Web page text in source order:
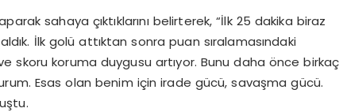
sahaya çıktıklarını belirterek, “İlk 25 dakika biraz
İlk golü attıktan sonra puan sıralamasındaki
skoru koruma duygusu artıyor. Bunu daha önce birkaç
Esas olan benim için irade gücü, savaşma gücü.